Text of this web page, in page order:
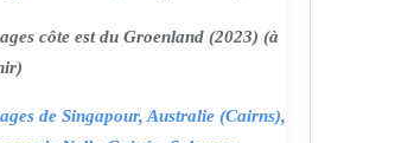
côte est du Groenland (2023) (à
de Singapour, Australie (Cairns),